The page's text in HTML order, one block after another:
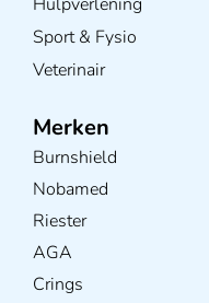
Sport & Fysio
Veterinair
Merken
Burnshield
Nobamed
Riester
AGA
Crings